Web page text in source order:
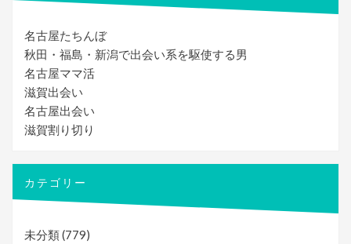
ン
名古屋たちんぼ
秋田・福島・新潟で出会い系を駆使する男
名古屋ママ活
滋賀出会い
名古屋出会い
滋賀割り切り
カテゴリー
未分類(779)